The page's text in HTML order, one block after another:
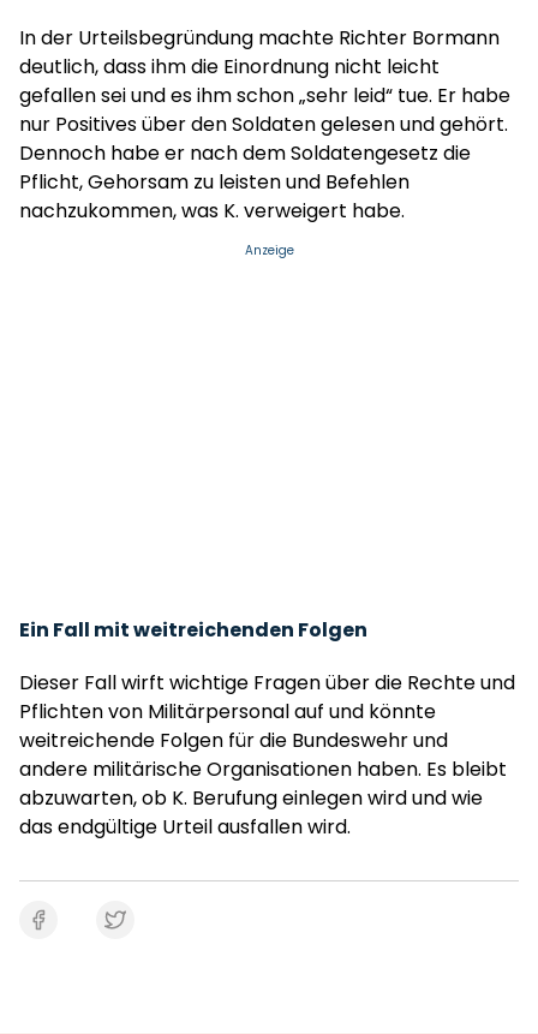
In der Urteilsbegründung machte Richter Bormann
deutlich, dass ihm die Einordnung nicht leicht
gefallen sei und es ihm schon „sehr leid“ tue. Er habe
nur Positives über den Soldaten gelesen und gehört.
Dennoch habe er nach dem Soldatengesetz die
Pflicht, Gehorsam zu leisten und Befehlen
nachzukommen, was K. verweigert habe.
Anzeige
Ein Fall mit weitreichenden Folgen
Dieser Fall wirft wichtige Fragen über die Rechte und
Pflichten von Militärpersonal auf und könnte
weitreichende Folgen für die Bundeswehr und
andere militärische Organisationen haben. Es bleibt
abzuwarten, ob K. Berufung einlegen wird und wie
das endgültige Urteil ausfallen wird.